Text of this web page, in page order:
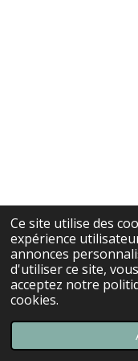
Ce site utilise des
expérience
annonces
d'utiliser ce site,
acceptez notre
cookies.
© 2022 - 2026
Propulsé parWebador